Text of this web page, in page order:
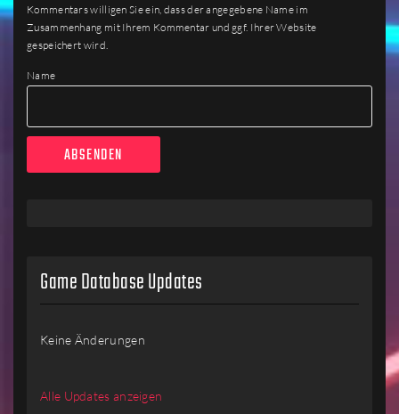
Kommentars willigen Sie ein, dass der angegebene Name im
Zusammenhang mit Ihrem Kommentar und ggf. Ihrer Website
gespeichert wird.
Name
Game Database Updates
Keine Änderungen
Alle Updates anzeigen